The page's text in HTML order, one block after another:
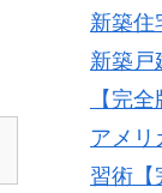
新築住
新築戸
【完全
アメリ
習術【